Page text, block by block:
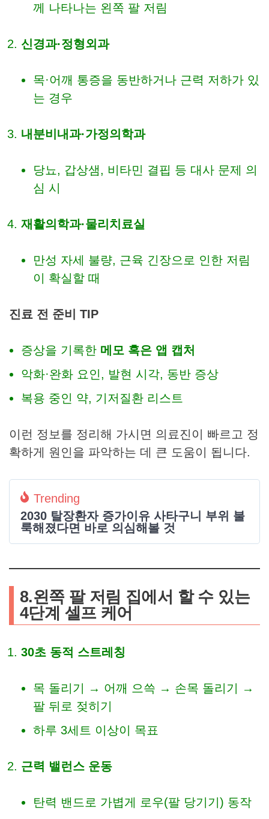
께 나타나는 왼쪽 팔 저림
신경과·정형외과
목·어깨 통증을 동반하거나 근력 저하가 있
는 경우
내분비내과·가정의학과
당뇨, 갑상샘, 비타민 결핍 등 대사 문제 의
심 시
재활의학과·물리치료실
만성 자세 불량, 근육 긴장으로 인한 저림
이 확실할 때
진료 전 준비 TIP
증상을 기록한 메모 혹은 앱 캡처
악화·완화 요인, 발현 시각, 동반 증상
복용 중인 약, 기저질환 리스트
이런 정보를 정리해 가시면 의료진이 빠르고 정
확하게 원인을 파악하는 데 큰 도움이 됩니다.
Trending
2030 탈장환자 증가이유 사타구니 부위 불
룩해졌다면 바로 의심해볼 것
8.왼쪽 팔 저림 집에서 할 수 있는
4단계 셀프 케어
30초 동적 스트레칭
목 돌리기 → 어깨 으쓱 → 손목 돌리기 →
팔 뒤로 젖히기
하루 3세트 이상이 목표
근력 밸런스 운동
탄력 밴드로 가볍게 로우(팔 당기기) 동작